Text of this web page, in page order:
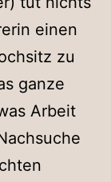
einen
zu
ganze
Arbeit